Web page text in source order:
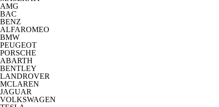
AMG
BAC
BENZ
ALFAROMEO
BMW
PEUGEOT
PORSCHE
ABARTH
BENTLEY
LANDROVER
MCLAREN
JAGUAR
VOLKSWAGEN